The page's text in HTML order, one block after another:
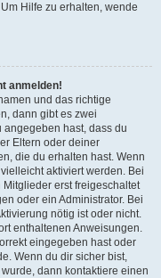
Hilfe zu erhalten, wende
anmelden!
und das richtige
dann gibt es zwei
angegeben hast, dass du
Eltern oder deiner
die du erhalten hast. Wenn
aktiviert werden. Bei
erst freigeschaltet
oder ein Administrator. Bei
nötig ist oder nicht.
enthaltenen Anweisungen.
eingegeben hast oder
Wenn du dir sicher bist,
dann kontaktiere einen